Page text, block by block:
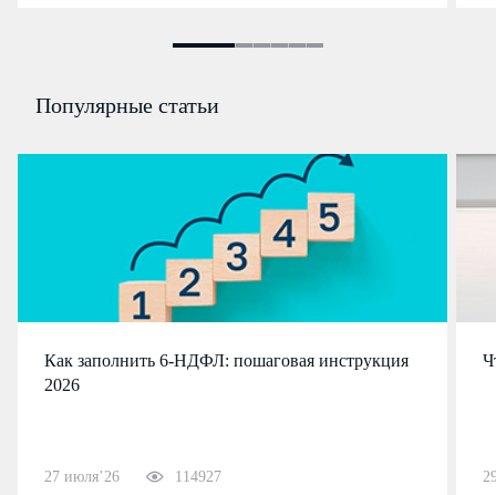
Популярные статьи
Как заполнить 6-НДФЛ: пошаговая инструкция
2026
27 июля’26 114927